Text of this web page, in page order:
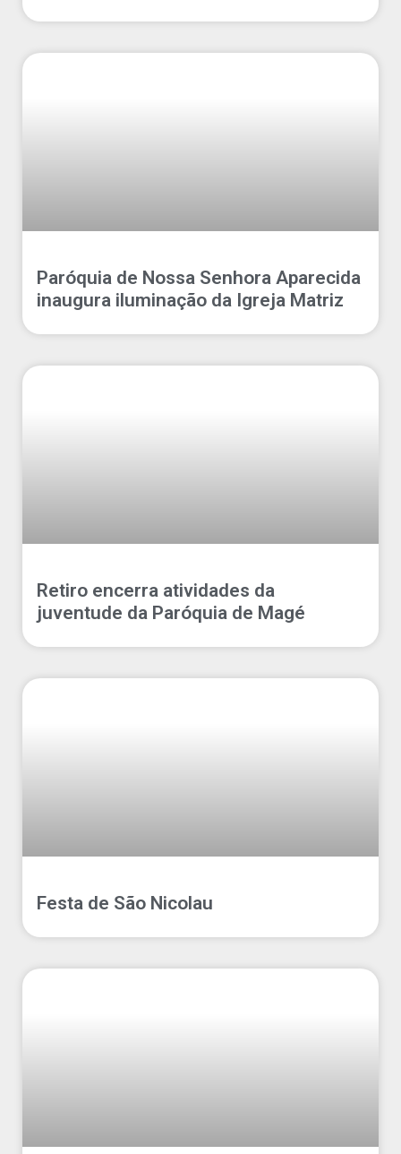
Paróquia de Nossa Senhora Aparecida
inaugura iluminação da Igreja Matriz
Retiro encerra atividades da
juventude da Paróquia de Magé
Festa de São Nicolau